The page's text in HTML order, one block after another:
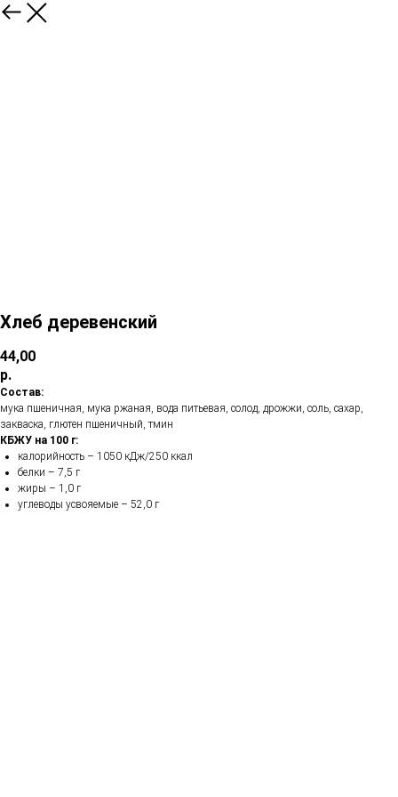
Хлеб деревенский
44,00
р.
Состав:
мука пшеничная, мука ржаная, вода питьевая, солод, дрожжи, соль, сахар,
закваска, глютен пшеничный, тмин
КБЖУ на 100 г:
калорийность – 1050 кДж/250 ккал
белки – 7,5 г
жиры – 1,0 г
углеводы усвояемые – 52,0 г